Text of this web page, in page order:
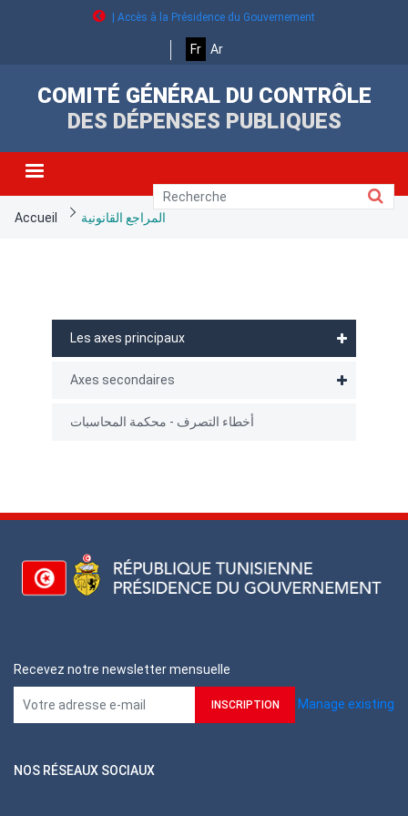
| Accès à la Présidence du Gouvernement
Fr Ar
COMITÉ GÉNÉRAL DU CONTRÔLE
DES DÉPENSES PUBLIQUES
FilAccueil المراجع القانونية
Menu
axes
direction
Les axes principaux
Axes secondaires
أخطاء التصرف - محكمة المحاسبات
Recevez notre newsletter mensuelle
Manage existing
NOS RÉSEAUX SOCIAUX